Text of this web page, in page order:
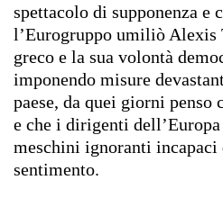
spettacolo di supponenza e
l’Eurogruppo umiliò Alexis
greco e la sua volontà
imponendo misure
paese, da quei giorni penso
e che i dirigenti
meschini ignoranti incapaci
sentimento.